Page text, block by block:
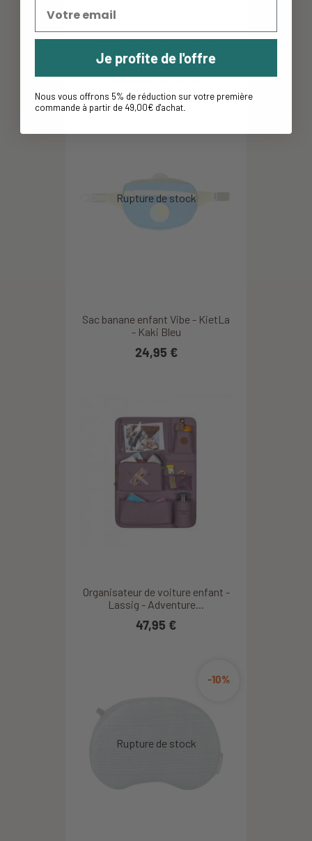
Kids - Deuter - Ruby
24,00 € 19,20 €
Sac banane enfant Vibe - KietLa
- Kaki Bleu
24,95 €
Organisateur de voiture enfant -
Lassig - Adventure...
47,95 €
-10%
Je profite de l'offre
Nous vous offrons 5% de réduction sur votre première
commande à partir de 49,00€ d'achat.